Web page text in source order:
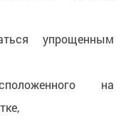
упрощенным
на